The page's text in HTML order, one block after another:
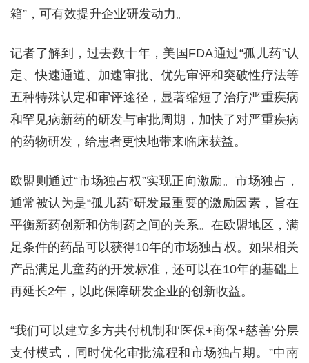
箱”，可有效提升企业研发动力。
记者了解到，过去数十年，美国FDA通过“孤儿药”认
定、快速通道、加速审批、优先审评和突破性疗法等
五种特殊认定和审评途径，显著缩短了治疗严重疾病
和罕见病新药的研发与审批周期，加快了对严重疾病
的药物研发，给患者更快地带来临床获益。
欧盟则通过“市场独占权”实现正向激励。市场独占，
通常被认为是“孤儿药”研发最重要的激励因素，旨在
平衡新药创新和仿制药之间的关系。在欧盟地区，满
足条件的药品可以获得10年的市场独占权。如果相关
产品满足儿童药的开发标准，还可以在10年的基础上
再延长2年，以此保障研发企业的创新收益。
“我们可以建立多方共付机制和‘医保+商保+慈善’分层
支付模式，同时优化审批流程和市场独占期。”中南